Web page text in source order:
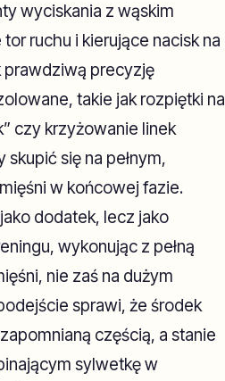
wyciskania z wąskim
ruchu i kierujące nacisk na
prawdziwą precyzję
takie jak rozpiętki na
czy krzyżowanie linek
się na pełnym,
w końcowej fazie.
dodatek, lecz jako
wykonując z pełną
nie zaś na dużym
sprawi, że środek
częścią, a stanie
sylwetkę w